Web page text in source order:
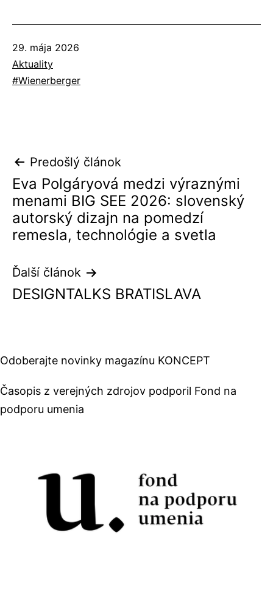
Publikované
29. mája 2026
Kategorizované
ako
Aktuality
Označené
Wienerberger
Navigácia
v
článku
Predošlý článok
Eva Polgáryová medzi výraznými
menami BIG SEE 2026: slovenský
autorský dizajn na pomedzí
remesla, technológie a svetla
Ďalší článok
DESIGNTALKS BRATISLAVA
Odoberajte novinky magazínu KONCEPT
Časopis z verejných zdrojov podporil Fond na
podporu umenia